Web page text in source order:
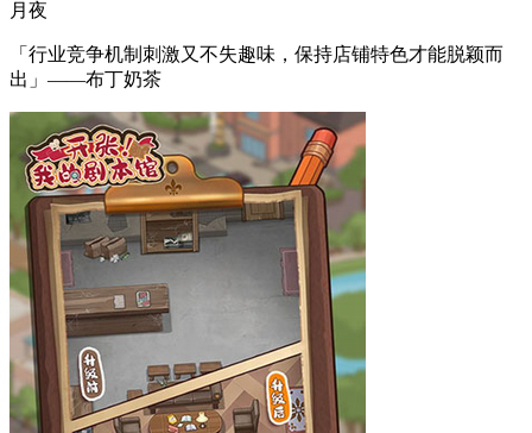
月夜
「行业竞争机制刺激又不失趣味，保持店铺特色才能脱颖而
出」——布丁奶茶